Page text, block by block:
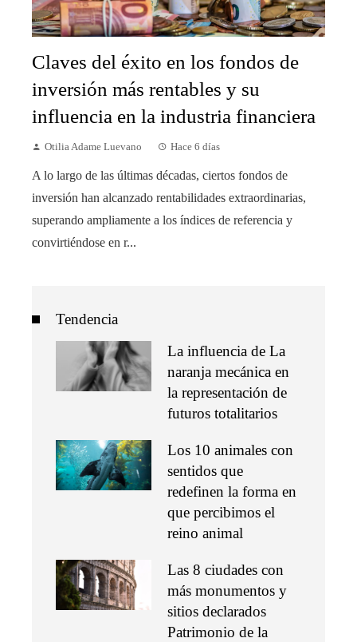
Claves del éxito en los fondos de
inversión más rentables y su
influencia en la industria financiera
Otilia Adame Luevano Hace 6 días
A lo largo de las últimas décadas, ciertos fondos de
inversión han alcanzado rentabilidades extraordinarias,
superando ampliamente a los índices de referencia y
convirtiéndose en r...
Tendencia
La influencia de La
naranja mecánica en
la representación de
futuros totalitarios
Los 10 animales con
sentidos que
redefinen la forma en
que percibimos el
reino animal
Las 8 ciudades con
más monumentos y
sitios declarados
Patrimonio de la